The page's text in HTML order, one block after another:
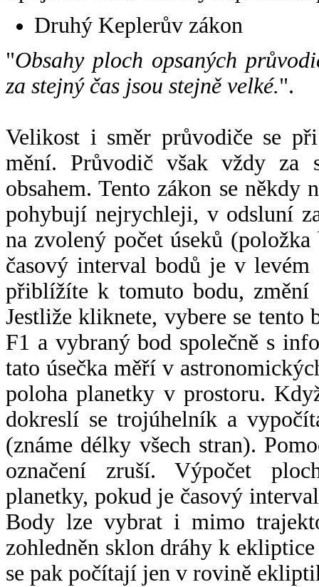
Druhý Keplerův zákon
"Obsahy ploch opsaných
za stejný čas jsou stejně velké.".
Velikost i směr průvodiče se
mění. Průvodič však vždy za
obsahem. Tento zákon se někdy
pohybují nejrychleji, v odsluní
na zvolený počet úseků
časový interval bodů je v
přiblížíte k tomuto bodu,
Jestliže kliknete, vybere se tento
F1 a vybraný bod společně s
tato úsečka měří v
poloha planetky v prostoru.
dokreslí se trojúhelník a
(známe délky všech stran).
označení zruší. Výpočet
planetky, pokud je časový
Body lze vybrat i mimo
zohledněn sklon dráhy k
se pak počítají jen v rovině